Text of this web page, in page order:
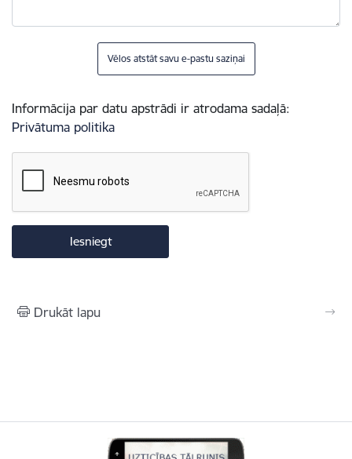
Vēlos atstāt savu e-pastu saziņai
Informācija par datu apstrādi ir atrodama sadaļā:
Privātuma politika
Drukāt lapu